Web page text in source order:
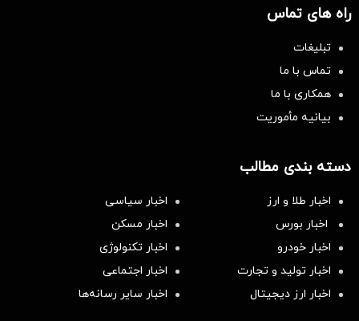
راه های تماس
تبلیغات
تماس با ما
همکاری با ما
بیانیه مأموریت
دسته بندی مطالب
اخبار طلا و ارز
اخبار سیاسی
اخبار بورس
اخبار مسکن
اخبار خودرو
اخبار تکنولوژی
اخبار تولید و تجارت
اخبار اجتماعی
اخبار ارز دیجیتال
اخبار سایر رسانه‌‌ها